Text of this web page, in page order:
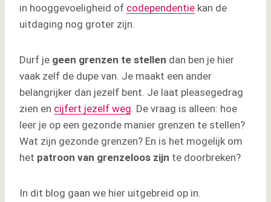
in hooggevoeligheid of codependentie kan de
uitdaging nog groter zijn.
Durf je geen grenzen te stellen dan ben je hier
vaak zelf de dupe van. Je maakt een ander
belangrijker dan jezelf bent. Je laat pleasegedrag
zien en cijfert jezelf weg. De vraag is alleen: hoe
leer je op een gezonde manier grenzen te stellen?
Wat zijn gezonde grenzen? En is het mogelijk om
het patroon van grenzeloos zijn te doorbreken?
In dit blog gaan we hier uitgebreid op in.